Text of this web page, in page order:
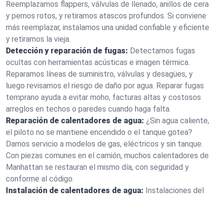
Reemplazamos flappers, válvulas de llenado, anillos de cera
y pernos rotos, y retiramos atascos profundos. Si conviene
más reemplazar, instalamos una unidad confiable y eficiente
y retiramos la vieja.
Detección y reparación de fugas: Detectamos fugas
ocultas con herramientas acústicas e imagen térmica.
Reparamos líneas de suministro, válvulas y desagües, y
luego revisamos el riesgo de daño por agua. Reparar fugas
temprano ayuda a evitar moho, facturas altas y costosos
arreglos en techos o paredes cuando haga falta.
Reparación de calentadores de agua: ¿Sin agua caliente,
el piloto no se mantiene encendido o el tanque gotea?
Damos servicio a modelos de gas, eléctricos y sin tanque.
Con piezas comunes en el camión, muchos calentadores de
Manhattan se restauran el mismo día, con seguridad y
conforme al código.
Instalación de calentadores de agua: Instalaciones del